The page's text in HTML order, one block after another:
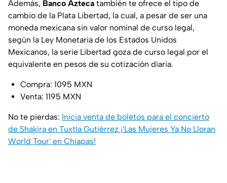
Además, Banco Azteca también te ofrece el tipo de
cambio de la Plata Libertad, la cual, a pesar de ser una
moneda mexicana sin valor nominal de curso legal,
según la Ley Monetaria de los Estados Unidos
Mexicanos, la serie Libertad goza de curso legal por el
equivalente en pesos de su cotización diaria.
Compra: 1095 MXN
Venta: 1195 MXN
No te pierdas: Inicia venta de boletos para el concierto
de Shakira en Tuxtla Gutiérrez ¡'Las Mujeres Ya No Lloran
World Tour' en Chiapas!